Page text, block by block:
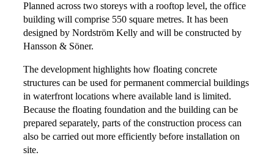
Hrvatski
Planned across two storeys with a rooftop level, the office
building will comprise 550 square metres. It has been
designed by Nordström Kelly and will be constructed by
Hansson & Söner.
The development highlights how floating concrete
structures can be used for permanent commercial buildings
in waterfront locations where available land is limited.
Because the floating foundation and the building can be
prepared separately, parts of the construction process can
also be carried out more efficiently before installation on
site.